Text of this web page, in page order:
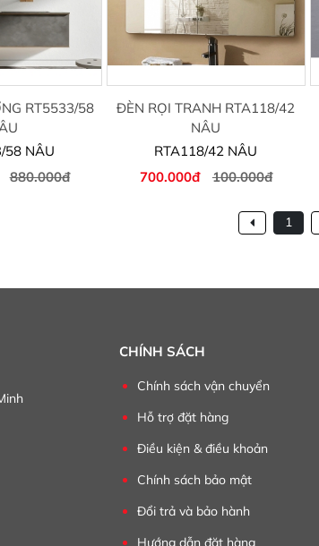
RT5533/58
58 NÂU
880.000đ
ĐÈN RỌI TRANH RTA118/42
NÂU
RTA118/42 NÂU
700.000đ
100.000đ
1
CHÍNH SÁCH
Chính sách vận chuyển
Hỗ trợ đặt hàng
Điều kiện & điều khoản
Chính sách bảo mật
Đổi trả và bảo hành
Hướng dẫn đặt hàng